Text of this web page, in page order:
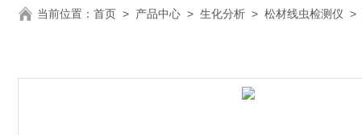
当前位置： 首页 > 产品中心 > 生化分析 > 松材线虫检测仪 >